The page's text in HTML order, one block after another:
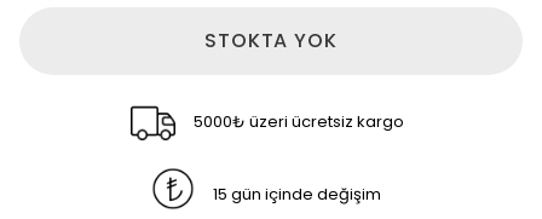
STOKTA YOK
5000₺ üzeri ücretsiz kargo
15 gün içinde değişim